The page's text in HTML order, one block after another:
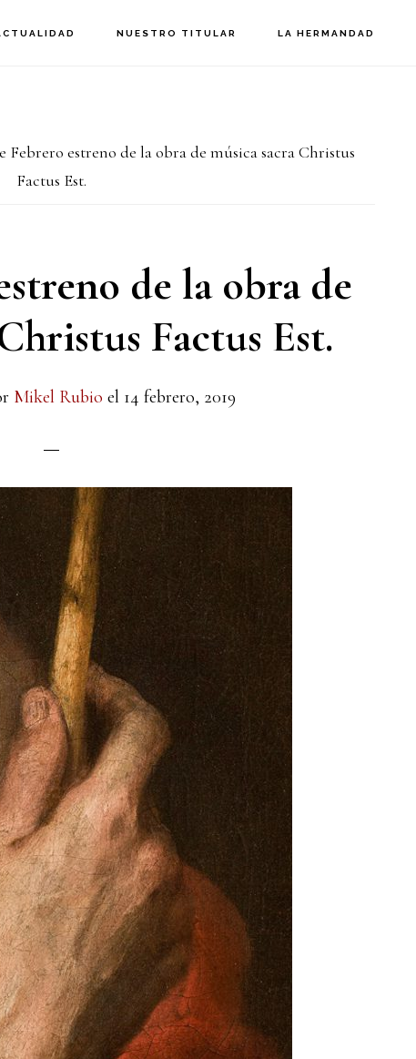
NUESTRO TITULAR LA HERMANDAD
Febrero estreno de la obra de música sacra Christus
Factus Est.
de la obra de
Factus Est.
Mikel Rubio el 14 febrero, 2019